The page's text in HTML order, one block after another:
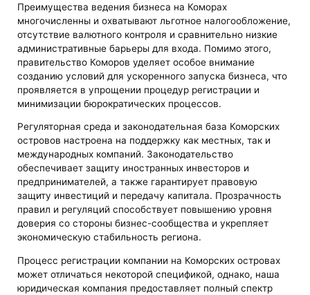
Преимущества ведения бизнеса на Коморах
многочисленны и охватывают льготное налогообложение,
отсутствие валютного контроля и сравнительно низкие
административные барьеры для входа. Помимо этого,
правительство Коморов уделяет особое внимание
созданию условий для ускоренного запуска бизнеса, что
проявляется в упрощении процедур регистрации и
минимизации бюрократических процессов.
Регуляторная среда и законодательная база Коморских
островов настроена на поддержку как местных, так и
международных компаний. Законодательство
обеспечивает защиту иностранных инвесторов и
предпринимателей, а также гарантирует правовую
защиту инвестиций и передачу капитала. Прозрачность
правил и регуляций способствует повышению уровня
доверия со стороны бизнес-сообщества и укрепляет
экономическую стабильность региона.
Процесс регистрации компании на Коморских островах
может отличаться некоторой спецификой, однако, наша
юридическая компания предоставляет полный спектр